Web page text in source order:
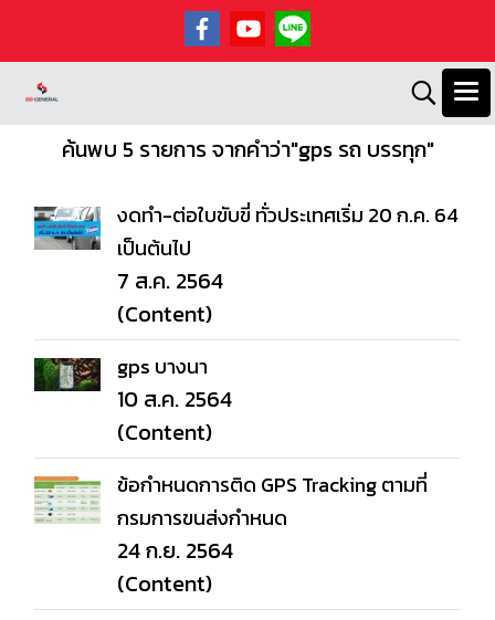
ค้นพบ 5 รายการ จากคำว่า"gps รถ บรรทุก"
งดทำ-ต่อใบขับขี่ ทั่วประเทศเริ่ม 20 ก.ค. 64
เป็นต้นไป
7 ส.ค. 2564
(Content)
gps บางนา
10 ส.ค. 2564
(Content)
ข้อกำหนดการติด GPS Tracking ตามที่
กรมการขนส่งกำหนด
24 ก.ย. 2564
(Content)